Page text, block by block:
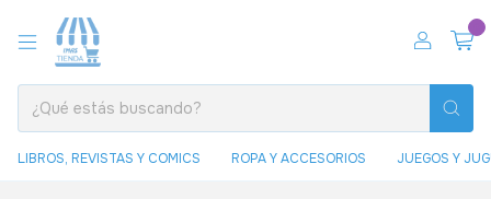
LIBROS, REVISTAS Y COMICS ROPA Y ACCESORIOS JUEGOS Y